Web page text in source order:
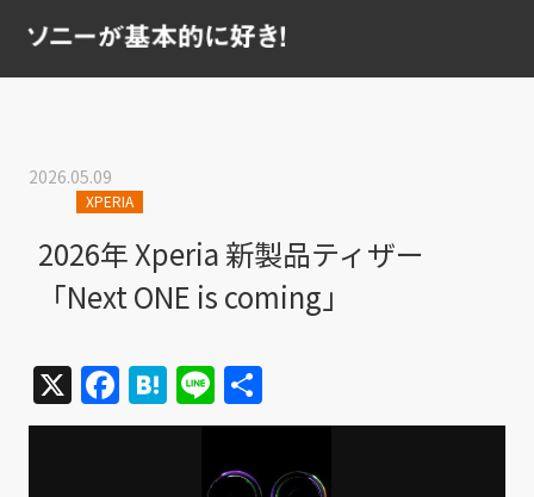
2026.05.09
XPERIA
2026年 Xperia 新製品ティザー
「Next ONE is coming」
X Facebook
Hatena
Line
有